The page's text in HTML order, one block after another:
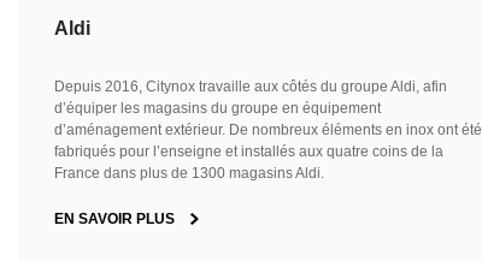
Aldi
Depuis 2016, Citynox travaille aux côtés du groupe Aldi, afin
d’équiper les magasins du groupe en équipement
d’aménagement extérieur. De nombreux éléments en inox ont été
fabriqués pour l’enseigne et installés aux quatre coins de la
France dans plus de 1300 magasins Aldi.
EN SAVOIR PLUS